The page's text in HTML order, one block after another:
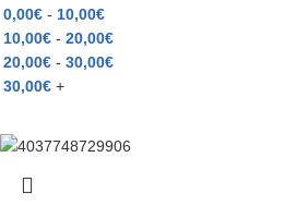
0,00€- 10,00€
10,00€- 20,00€
20,00€- 30,00€
30,00€+